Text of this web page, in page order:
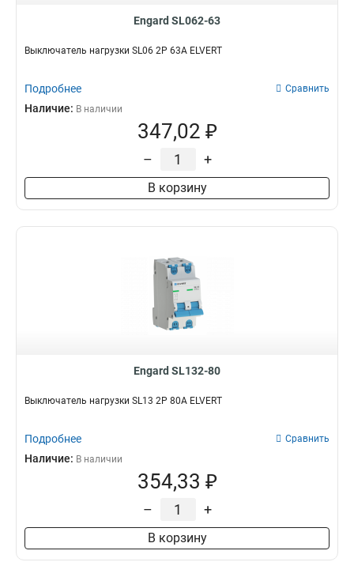
Engard SL062-63
Выключатель нагрузки SL06 2Р 63А ELVERT
Подробнее Сравнить
Наличие: В наличии
347,02 ₽
– +
В корзину
Engard SL132-80
Выключатель нагрузки SL13 2Р 80А ELVERT
Подробнее Сравнить
Наличие: В наличии
354,33 ₽
– +
В корзину